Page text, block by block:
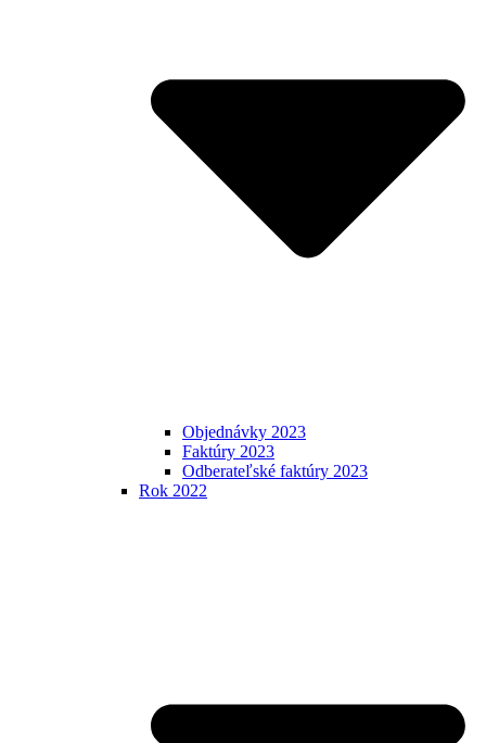
Objednávky 2023
Faktúry 2023
Odberateľské faktúry 2023
Rok 2022